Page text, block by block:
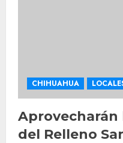
CHIHUAHUA
Aprovecharán
del Relleno